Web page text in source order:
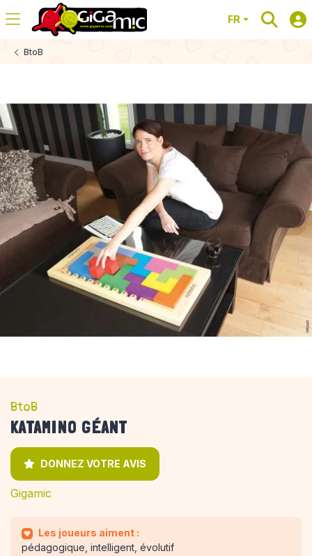
FR
BtoB
BtoB
KATAMINO GÉANT
DONNEZ VOTRE AVIS
Gigamic
Les joueurs aiment :
pédagogique, intelligent, évolutif